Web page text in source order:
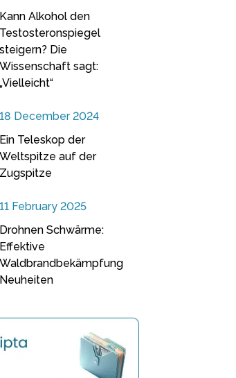
Kann Alkohol den
Testosteronspiegel
steigern? Die
Wissenschaft sagt:
„Vielleicht“
18 December 2024
Ein Teleskop der
Weltspitze auf der
Zugspitze
11 February 2025
Drohnen Schwärme:
Effektive
Waldbrandbekämpfung
Neuheiten